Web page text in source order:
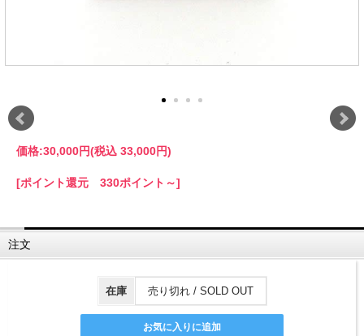
価格:30,000円(税込 33,000円)
[ポイント還元 330ポイント～]
注文
在庫 売り切れ / SOLD OUT